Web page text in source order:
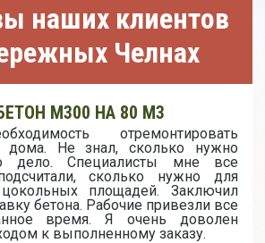
наших клиентов
Челнах
М300 НА 80 М3
отремонтировать
Не знал, сколько нужно
дело. Специалисты мне все
сколько нужно для
площадей. Заключил
бетона. Рабочие привезли все
время. Я очень доволен
к выполненному заказу.